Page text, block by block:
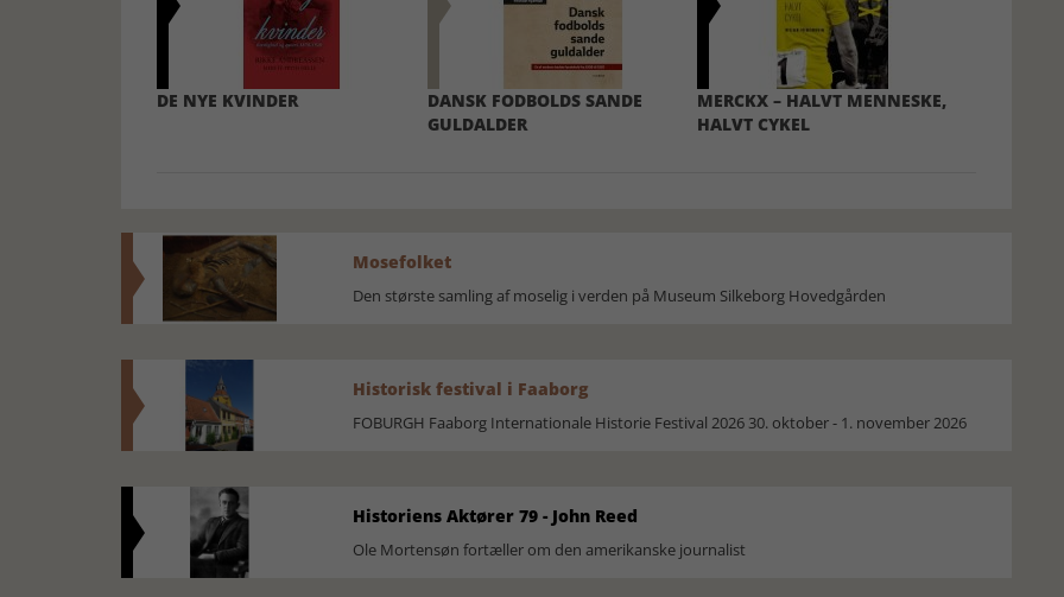
DE NYE KVINDER
DANSK FODBOLDS SANDE
GULDALDER
MERCKX – HALVT MENNESKE,
HALVT CYKEL
Mosefolket
Den største samling af moselig i verden på Museum Silkeborg Hovedgården
Historisk festival i Faaborg
FOBURGH Faaborg Internationale Historie Festival 2026 30. oktober - 1. november 2026
Historiens Aktører 79 - John Reed
Ole Mortensøn fortæller om den amerikanske journalist